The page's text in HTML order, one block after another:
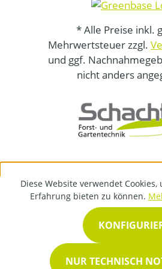
* Alle Preise inkl.
Mehrwertsteuer zzgl.
und ggf.
nicht anders
Diese Website verwendet
Erfahrung bieten zu können.
NUR TECHNISCH